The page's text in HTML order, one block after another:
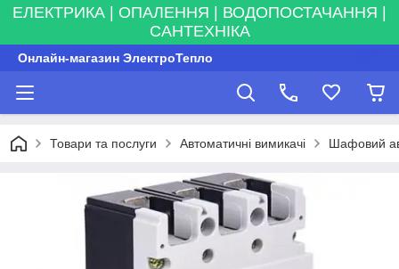
ЕЛЕКТРИКА | ОПАЛЕННЯ | ВОДОПОСТАЧАННЯ |
САНТЕХНІКА
Онлайн-магазин ЭлектроТепло
Товари та послуги Автоматичні вимикачі Шафовий